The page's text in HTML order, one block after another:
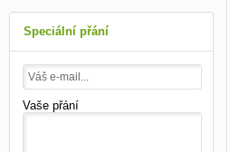
Speciální přání
Vaše přání